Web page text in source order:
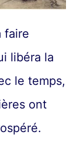
faire
libéra la
le temps,
ont